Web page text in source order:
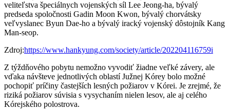
veliteľstva špeciálnych vojenských síl Lee Jeong-ha, bývalý
predseda spoločnosti Gadin Moon Kwon, bývalý chorvátsky
veľvyslanec Byun Dae-ho a bývalý iracký vojenský dôstojník Kang
Man-seop.
Zdroj:https://www.hankyung.com/society/article/202204116759i
Z týždňového pobytu nemožno vyvodiť žiadne veľké závery, ale
vďaka návšteve jednotlivých oblastí Južnej Kórey bolo možné
pochopiť príčiny častejších lesných požiarov v Kórei. Je zrejmé, že
riziká požiarov súvisia s vysychaním nielen lesov, ale aj celého
Kórejského polostrova.